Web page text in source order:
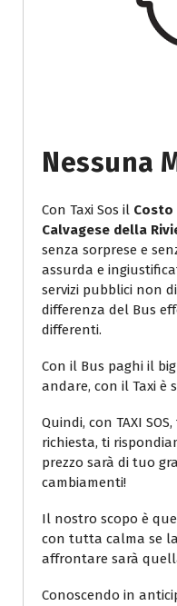
Nessuna
Con Taxi Sos il Costo
Calvagese della
senza sorprese e
assurda e
servizi pubblici non
differenza del Bus
differenti.
Con il Bus paghi il
andare, con il Taxi è
Quindi, con TAXI
richiesta, ti
prezzo sarà di tuo
cambiamenti!
Il nostro scopo è
con tutta calma se
affrontare sarà
Conoscendo in